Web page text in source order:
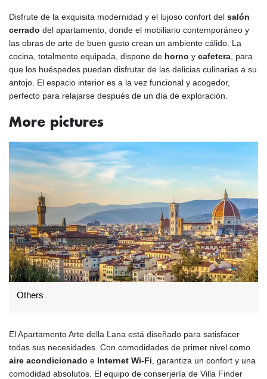
Disfrute de la exquisita modernidad y el lujoso confort del salón
cerrado del apartamento, donde el mobiliario contemporáneo y
las obras de arte de buen gusto crean un ambiente cálido. La
cocina, totalmente equipada, dispone de horno y cafetera , para
que los huéspedes puedan disfrutar de las delicias culinarias a su
antojo. El espacio interior es a la vez funcional y acogedor,
perfecto para relajarse después de un día de exploración.
More pictures
Others
El Apartamento Arte della Lana está diseñado para satisfacer
todas sus necesidades. Con comodidades de primer nivel como
aire acondicionado e Internet Wi-Fi , garantiza un confort y una
comodidad absolutos. El equipo de conserjería de Villa Finder